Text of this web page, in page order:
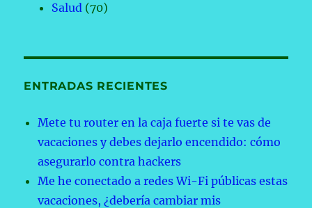
Salud (70)
ENTRADAS RECIENTES
Mete tu router en la caja fuerte si te vas de
vacaciones y debes dejarlo encendido: cómo
asegurarlo contra hackers
Me he conectado a redes Wi-Fi públicas estas
vacaciones, ¿debería cambiar mis